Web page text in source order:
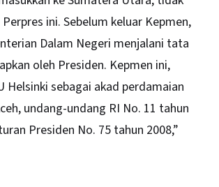
ini. Sebelum keluar Kepmen,
Dalam Negeri menjalani tata
oleh Presiden. Kepmen ini,
Helsinki sebagai akad perdamaian
undang-undang RI No. 11 tahun
Presiden No. 75 tahun 2008,”